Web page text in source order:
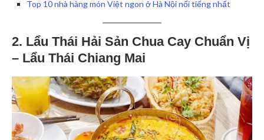
Top 10 nhà hàng món Việt ngon ở Hà Nội nổi tiếng nhất
2. Lẩu Thái Hải Sản Chua Cay Chuẩn Vị
– Lẩu Thái Chiang Mai